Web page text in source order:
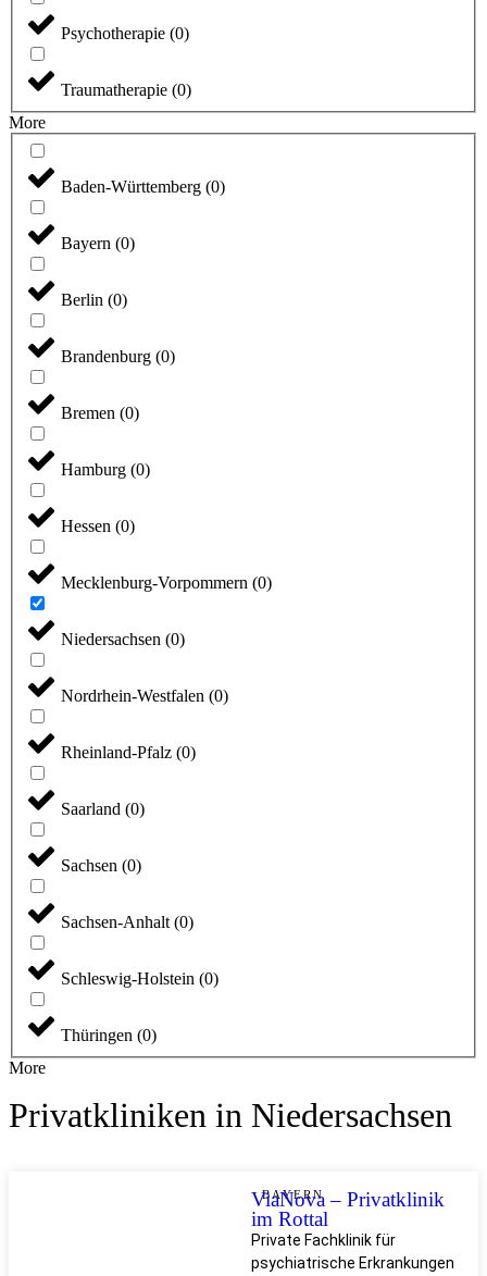
Psychotherapie (0)
Traumatherapie (0)
More
Baden-Württemberg (0)
Bayern (0)
Berlin (0)
Brandenburg (0)
Bremen (0)
Hamburg (0)
Hessen (0)
Mecklenburg-Vorpommern (0)
Niedersachsen (0)
Nordrhein-Westfalen (0)
Rheinland-Pfalz (0)
Saarland (0)
Sachsen (0)
Sachsen-Anhalt (0)
Schleswig-Holstein (0)
Thüringen (0)
More
Privatkliniken in Niedersachsen
BAYERN
ViaNova – Privatklinik
im Rottal
Private Fachklinik für
psychiatrische Erkrankungen